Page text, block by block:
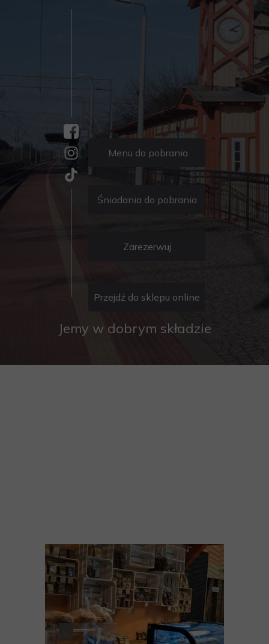
Menu do pobrania
Jemy w dobrym składzie
Śniadania do pobrania
Zarezerwuj
Przejdź do sklepu online